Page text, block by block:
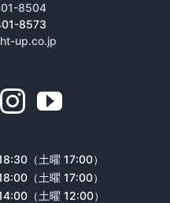
8504
8573
up.co.jp
（土曜 17:00）
（土曜 17:00）
（土曜 12:00）